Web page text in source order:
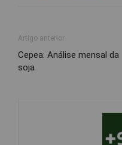
Artigo anterior
Cepea: Análise mensal da
soja